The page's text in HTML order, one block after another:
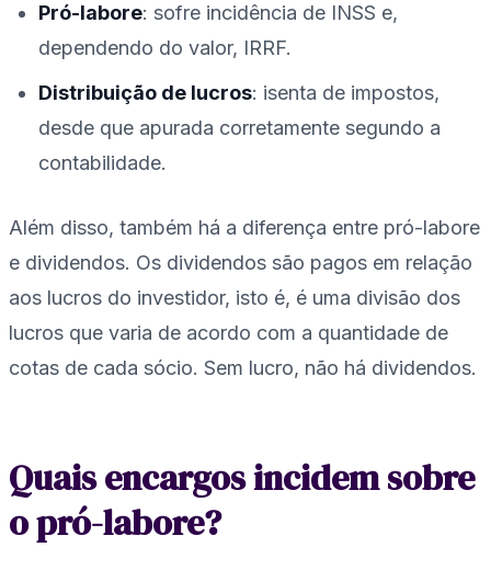
Pró-labore: sofre incidência de INSS e,
dependendo do valor, IRRF.
Distribuição de lucros: isenta de impostos,
desde que apurada corretamente segundo a
contabilidade.
Além disso, também há a diferença entre pró-labore
e dividendos. Os dividendos são pagos em relação
aos lucros do investidor, isto é, é uma divisão dos
lucros que varia de acordo com a quantidade de
cotas de cada sócio. Sem lucro, não há dividendos.
Quais encargos incidem sobre
o pró-labore?